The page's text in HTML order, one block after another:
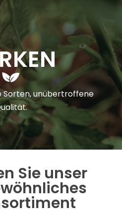
Sorten, unübertroffene
Sie unser